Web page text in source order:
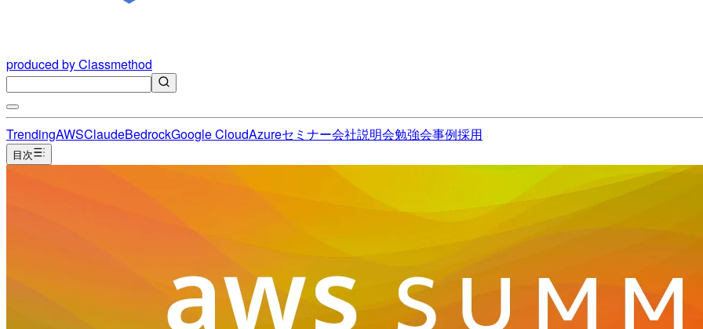
produced by Classmethod
TrendingAWSClaudeBedrockGoogle CloudAzureセミナー会社説明会勉強会事例採用
目次